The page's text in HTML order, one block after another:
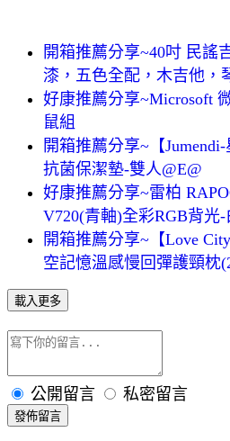
開箱推薦分享~40吋 民謠
漆，五色全配，木吉他，
好康推薦分享~Microsoft
鼠組
開箱推薦分享~【
抗菌保潔墊-雙人@E@
好康推薦分享~雷柏
V720(青軸)全彩RGB背光-
開箱推薦分享~【Love
空記憶溫感慢回彈護頸枕
載入更多
公開留言 私密留言
發佈留言